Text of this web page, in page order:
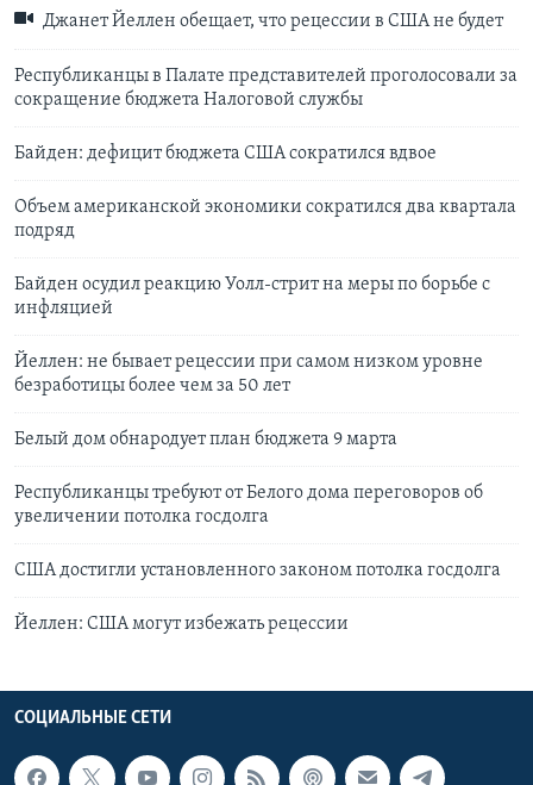
Джанет Йеллен обещает, что рецессии в США не будет
Республиканцы в Палате представителей проголосовали за
сокращение бюджета Налоговой службы
Байден: дефицит бюджета США сократился вдвое
Объем американской экономики сократился два квартала
подряд
Байден осудил реакцию Уолл-стрит на меры по борьбе с
инфляцией
Йеллен: не бывает рецессии при самом низком уровне
безработицы более чем за 50 лет
Белый дом обнародует план бюджета 9 марта
Республиканцы требуют от Белого дома переговоров об
увеличении потолка госдолга
США достигли установленного законом потолка госдолга
Йеллен: США могут избежать рецессии
СОЦИАЛЬНЫЕ СЕТИ